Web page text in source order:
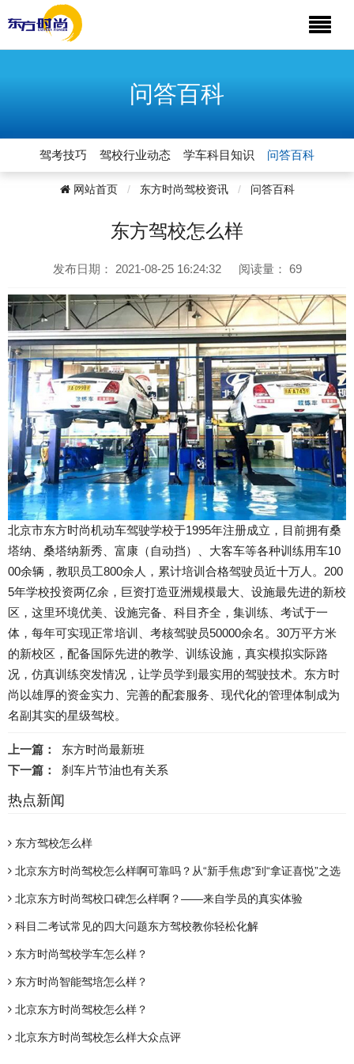
问答百科
驾考技巧 驾校行业动态 学车科目知识 问答百科
网站首页 东方时尚驾校资讯 问答百科
东方驾校怎么样
发布日期： 2021-08-25 16:24:32 阅读量： 69
北京市东方时尚机动车驾驶学校于1995年注册成立，目前拥有桑
塔纳、桑塔纳新秀、富康（自动挡）、大客车等各种训练用车10
00余辆，教职员工800余人，累计培训合格驾驶员近十万人。200
5年学校投资两亿余，巨资打造亚洲规模最大、设施最先进的新校
区，这里环境优美、设施完备、科目齐全，集训练、考试于一
体，每年可实现正常培训、考核驾驶员50000余名。30万平方米
的新校区，配备国际先进的教学、训练设施，真实模拟实际路
况，仿真训练突发情况，让学员学到最实用的驾驶技术。东方时
尚以雄厚的资金实力、完善的配套服务、现代化的管理体制成为
名副其实的星级驾校。
上一篇：
东方时尚最新班
下一篇：
刹车片节油也有关系
热点新闻
东方驾校怎么样
北京东方时尚驾校怎么样啊可靠吗？从“新手焦虑”到“拿证喜悦”之选
北京东方时尚驾校口碑怎么样啊？——来自学员的真实体验
科目二考试常见的四大问题东方驾校教你轻松化解
东方时尚驾校学车怎么样？
东方时尚智能驾培怎么样？
北京东方时尚驾校怎么样？
北京东方时尚驾校怎么样大众点评